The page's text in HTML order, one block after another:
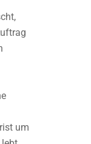
um